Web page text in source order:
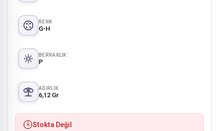
RENK
G-H
BERRAKLIK
P
AĞIRLIK
6,12 Gr
Stokta Değil